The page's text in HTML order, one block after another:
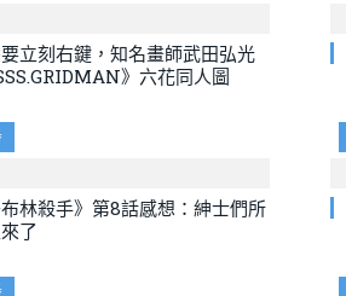
立刻右鍵，知名畫師武田弘光
》六花同人圖
林殺手》第8話感想：紳士們所
了